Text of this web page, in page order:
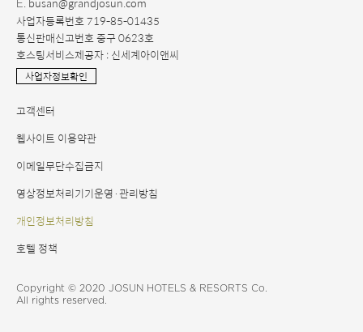
E
사업자등록번호 719-85-01435
통신판매신고번호 중구 0623호
호스팅서비스제공자 : 신세계아이앤씨
사업자정보확인
고객센터
웹사이트 이용약관
이메일무단수집금지
영상정보처리기기운영·관리방침
개인정보처리방침
호텔 정책
Copyright © 2020 JOSUN HOTELS & RESORTS Co.
All rights reserved.